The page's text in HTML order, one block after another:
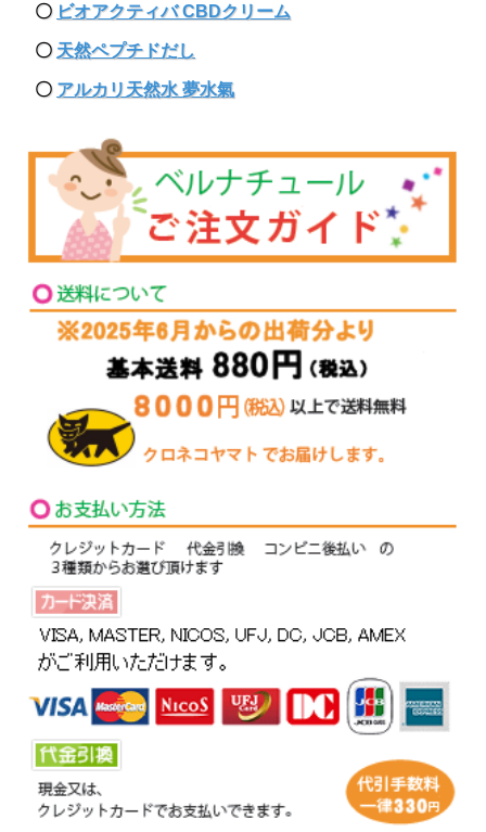
〇 ビオアクティバ CBDクリーム
〇 天然ペプチドだし
〇 アルカリ天然水 夢水氣